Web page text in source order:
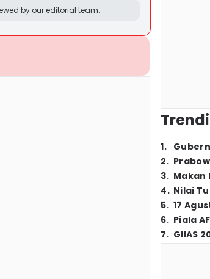
by our editorial team.
1.
2.
3. Makan
4. Nilai
5. 17
6. Piala
7. GIIAS